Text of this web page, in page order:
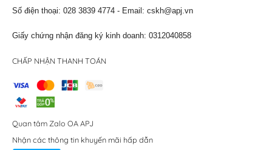
Số điện thoại: 028 3839 4774 - Email: cskh@apj.vn
Giấy chứng nhận đăng ký kinh doanh: 0312040858
CHẤP NHẬN THANH TOÁN
Quan tâm Zalo OA APJ
Nhận các thông tin khuyến mãi hấp dẫn